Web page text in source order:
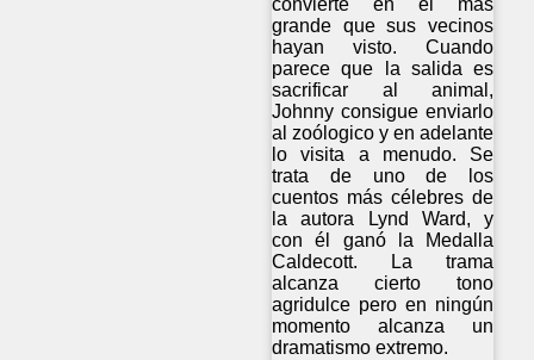
convierte en el más
grande que sus vecinos
hayan visto. Cuando
parece que la salida es
sacrificar al animal,
Johnny consigue enviarlo
al zoólogico y en adelante
lo visita a menudo. Se
trata de uno de los
cuentos más célebres de
la autora Lynd Ward, y
con él ganó la Medalla
Caldecott. La trama
alcanza cierto tono
agridulce pero en ningún
momento alcanza un
dramatismo extremo.